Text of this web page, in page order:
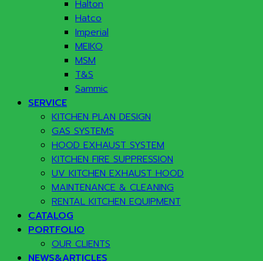
Halton
Hatco
Imperial
MEIKO
MSM
T&S
Sammic
SERVICE
KITCHEN PLAN DESIGN
GAS SYSTEMS
HOOD EXHAUST SYSTEM
KITCHEN FIRE SUPPRESSION
UV KITCHEN EXHAUST HOOD
MAINTENANCE & CLEANING
RENTAL KITCHEN EQUIPMENT
CATALOG
PORTFOLIO
OUR CLIENTS